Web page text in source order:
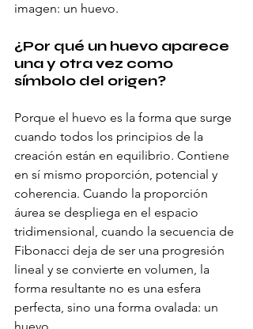
imagen: un huevo.
¿Por qué un huevo aparece
una y otra vez como
símbolo del origen?
Porque el huevo es la forma que surge
cuando todos los principios de la
creación están en equilibrio. Contiene
en sí mismo proporción, potencial y
coherencia. Cuando la proporción
áurea se despliega en el espacio
tridimensional, cuando la secuencia de
Fibonacci deja de ser una progresión
lineal y se convierte en volumen, la
forma resultante no es una esfera
perfecta, sino una forma ovalada: un